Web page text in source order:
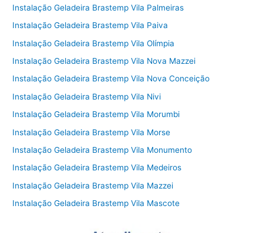
Instalação Geladeira Brastemp Vila Palmeiras
Instalação Geladeira Brastemp Vila Paiva
Instalação Geladeira Brastemp Vila Olímpia
Instalação Geladeira Brastemp Vila Nova Mazzei
Instalação Geladeira Brastemp Vila Nova Conceição
Instalação Geladeira Brastemp Vila Nivi
Instalação Geladeira Brastemp Vila Morumbi
Instalação Geladeira Brastemp Vila Morse
Instalação Geladeira Brastemp Vila Monumento
Instalação Geladeira Brastemp Vila Medeiros
Instalação Geladeira Brastemp Vila Mazzei
Instalação Geladeira Brastemp Vila Mascote